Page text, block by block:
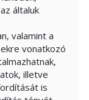
általuk
valamint a
vonatkozó
illetve
is